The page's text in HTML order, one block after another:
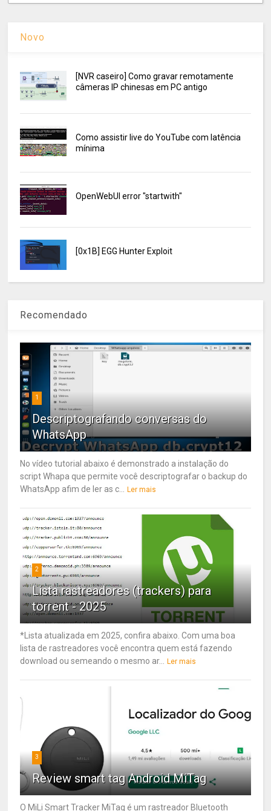
Novo
[NVR caseiro] Como gravar remotamente
câmeras IP chinesas em PC antigo
Como assistir live do YouTube com latência
mínima
OpenWebUI error "startwith"
[0x1B] EGG Hunter Exploit
Recomendado
1
Descriptografando conversas do
WhatsApp
No vídeo tutorial abaixo é demonstrado a instalação do
script Whapa que permite você descriptografar o backup do
WhatsApp afim de ler as c...
Ler mais
2
Lista rastreadores (trackers) para
torrent - 2025
*Lista atualizada em 2025, confira abaixo. Com uma boa
lista de rastreadores você encontra quem está fazendo
download ou semeando o mesmo ar...
Ler mais
3
Review smart tag Android MiTag
O MiLi Smart Tracker MiTag é um rastreador Bluetooth